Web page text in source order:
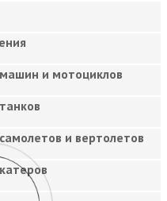
и мотоциклов
и вертолетов